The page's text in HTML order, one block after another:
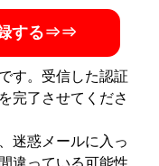
する⇒⇒
す。受信した認証
完了させてくださ
迷惑メールに入っ